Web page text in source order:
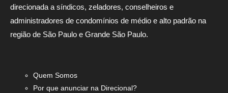
direcionada a síndicos, zeladores, conselheiros e
administradores de condomínios de médio e alto padrão na
região de São Paulo e Grande São Paulo.
Quem Somos
Por que anunciar na Direcional?